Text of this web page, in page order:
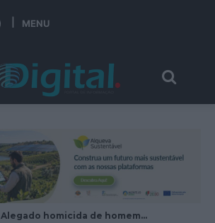
MENU
Alegado homicida de homem...